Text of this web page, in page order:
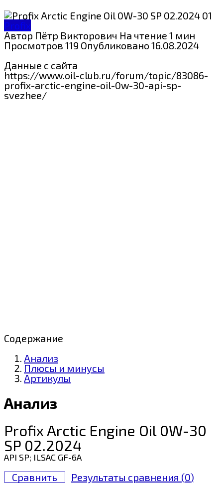
Profix
Автор Пётр Викторович На чтение 1 мин
Просмотров 119 Опубликовано 16.08.2024
Данные с сайта
https://www.oil-club.ru/forum/topic/83086-
profix-arctic-engine-oil-0w-30-api-sp-
svezhee/
Содержание
Анализ
Плюсы и минусы
Артикулы
Анализ
Profix Arctic Engine Oil 0W-30
SP 02.2024
API SP; ILSAC GF-6A
Сравнить Результаты сравнения (0)